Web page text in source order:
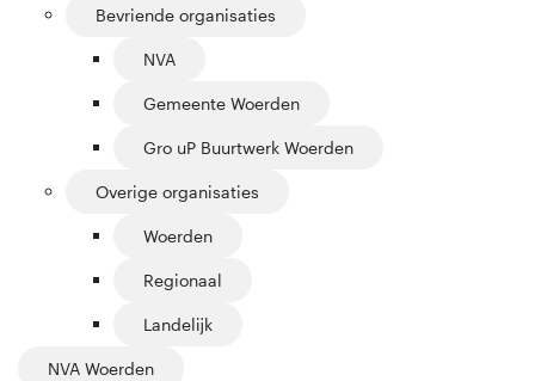
Bevriende organisaties
NVA
Gemeente Woerden
Gro uP Buurtwerk Woerden
Overige organisaties
Woerden
Regionaal
Landelijk
NVA Woerden